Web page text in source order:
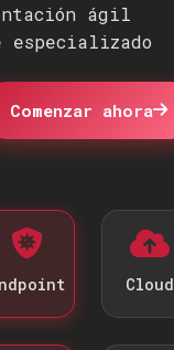
ágil
especializado
Comenzar ahora
Cloud